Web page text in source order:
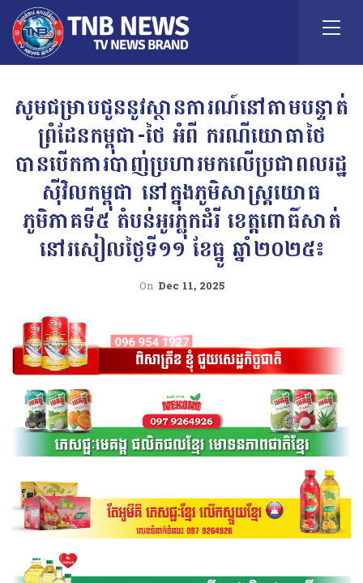
សូមជម្រាបជូននូវស្ថានការណ៍នៅតាមបន្ទាត់
ព្រំដែនកម្ពុជា-ថៃ អំពី ករណីយោធាថៃ
បានបើកការបាញ់ប្រហារមកលើប្រជាពលរដ្ឋ
ស៊ីវិលកម្ពុជា នៅក្នុងភូមិសាស្រ្តយោធ
ភូមិភាគទី៥ តំបន់អូរភ្លុកដំរី ខេត្តពោធិ៍សាត់
នៅរសៀលថ្ងៃទី១១ ខែធ្នូ ឆ្នាំ២០២៥៖
On Dec 11, 2025